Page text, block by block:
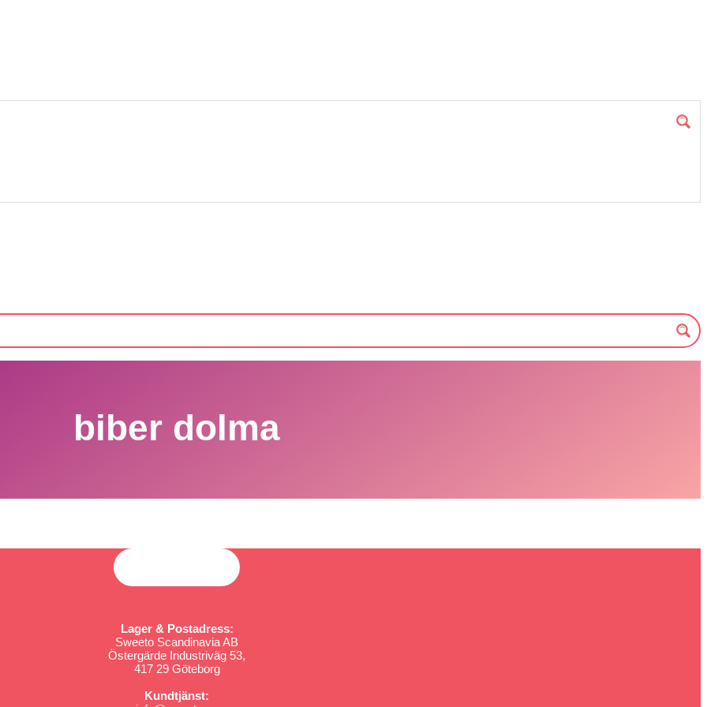
biber dolma
Lager & Postadress:
Sweeto Scandinavia AB
Östergärde Industriväg 53,
417 29 Göteborg
Kundtjänst: